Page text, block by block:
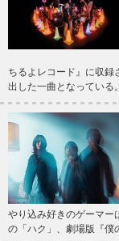
ちるよレコード』に収録
出した一曲となってい
やり込み好きのゲーマー
の「ハク」、劇場版『